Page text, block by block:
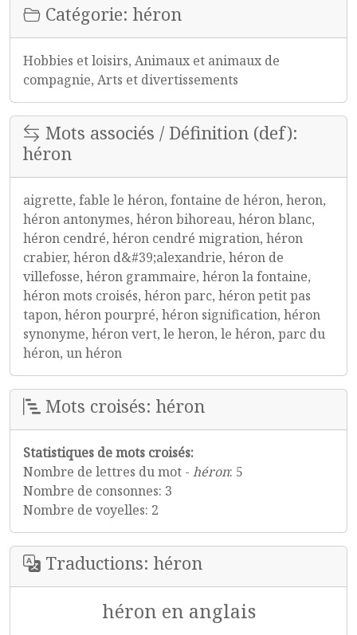
Catégorie: héron
Hobbies et loisirs, Animaux et animaux de
compagnie, Arts et divertissements
Mots associés / Définition (def):
héron
aigrette, fable le héron, fontaine de héron, heron,
héron antonymes, héron bihoreau, héron blanc,
héron cendré, héron cendré migration, héron
crabier, héron d&#39;alexandrie, héron de
villefosse, héron grammaire, héron la fontaine,
héron mots croisés, héron parc, héron petit pas
tapon, héron pourpré, héron signification, héron
synonyme, héron vert, le heron, le héron, parc du
héron, un héron
Mots croisés: héron
Statistiques de mots croisés:
Nombre de lettres du mot - héron: 5
Nombre de consonnes: 3
Nombre de voyelles: 2
Traductions: héron
héron en anglais